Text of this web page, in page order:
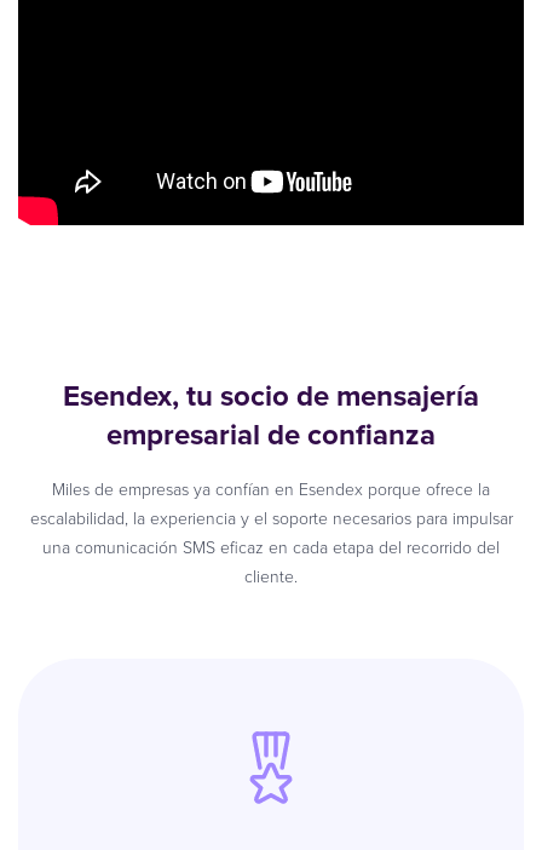
Esendex, tu socio de mensajería
empresarial de confianza
Miles de empresas ya confían en Esendex porque ofrece la
escalabilidad, la experiencia y el soporte necesarios para impulsar
una comunicación SMS eficaz en cada etapa del recorrido del
cliente.